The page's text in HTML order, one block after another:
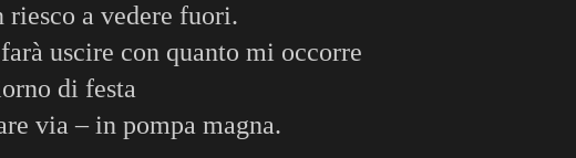
riesco a vedere fuori.
uscire con quanto mi occorre
di festa
via – in pompa magna.